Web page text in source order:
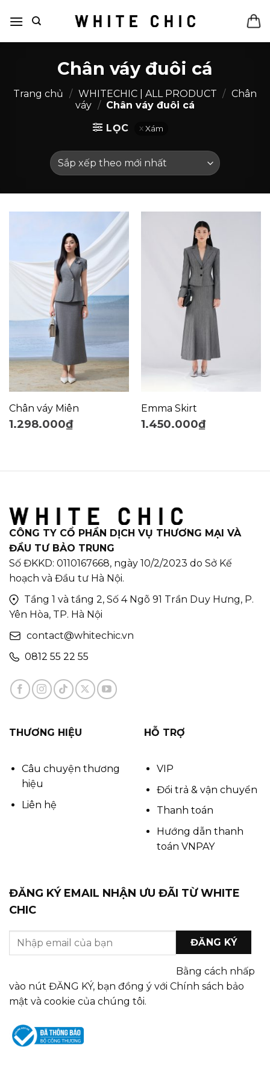
qua
Chân váy đuôi cá
Trang chủ / WHITECHIC | ALL PRODUCT / Chân
váy / Chân váy đuôi cá
LỌC
Xám
Chân váy Miên
1.298.000₫
Emma Skirt
1.450.000₫
CÔNG TY CỔ PHẦN DỊCH VỤ THƯƠNG MẠI VÀ
ĐẦU TƯ BẢO TRUNG
Số ĐKKD: 0110167668, ngày 10/2/2023 do Sở Kế
hoạch và Đầu tư Hà Nội.
Tầng 1 và tầng 2, Số 4 Ngõ 91 Trần Duy Hưng, P.
Yên Hòa, TP. Hà Nội
contact@whitechic.vn
0812 55 22 55
THƯƠNG HIỆU
Câu chuyện thương
hiệu
Liên hệ
HỖ TRỢ
VIP
Đổi trả & vận chuyển
Thanh toán
Hướng dẫn thanh
toán VNPAY
ĐĂNG KÝ EMAIL NHẬN ƯU ĐÃI TỪ WHITE
CHIC
Bằng cách nhấp
vào nút ĐĂNG KÝ, bạn đồng ý với Chính sách bảo
mật và cookie của chúng tôi.